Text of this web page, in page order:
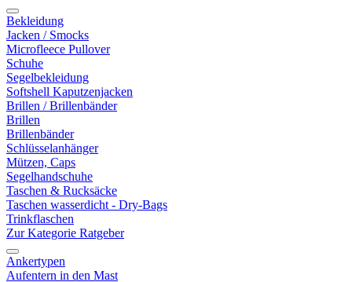
Bekleidung
Jacken / Smocks
Microfleece Pullover
Schuhe
Segelbekleidung
Softshell Kaputzenjacken
Brillen / Brillenbänder
Brillen
Brillenbänder
Schlüsselanhänger
Mützen, Caps
Segelhandschuhe
Taschen & Rucksäcke
Taschen wasserdicht - Dry-Bags
Trinkflaschen
Zur Kategorie Ratgeber
Ankertypen
Aufentern in den Mast